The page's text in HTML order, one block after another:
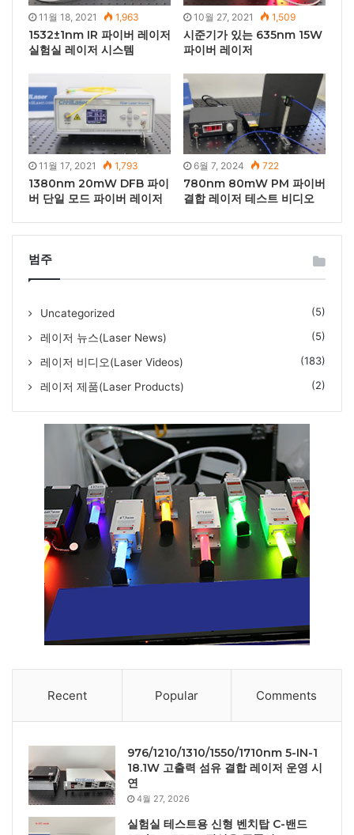
11월 18, 2021 1,963
1532±1nm IR 파이버 레이저
실험실 레이저 시스템
10월 27, 2021 1,509
시준기가 있는 635nm 15W
파이버 레이저
11월 17, 2021 1,793
1380nm 20mW DFB 파이
버 단일 모드 파이버 레이저
6월 7, 2024 722
780nm 80mW PM 파이버
결합 레이저 테스트 비디오
범주
Uncategorized (5)
레이저 뉴스(Laser News) (5)
레이저 비디오(Laser Videos) (183)
레이저 제품(Laser Products) (2)
Recent Popular Comments
976/1210/1310/1550/1710nm 5-IN-1
18.1W 고출력 섬유 결합 레이저 운영 시
연
4월 27, 2026
실험실 테스트용 신형 벤치탑 C-밴드